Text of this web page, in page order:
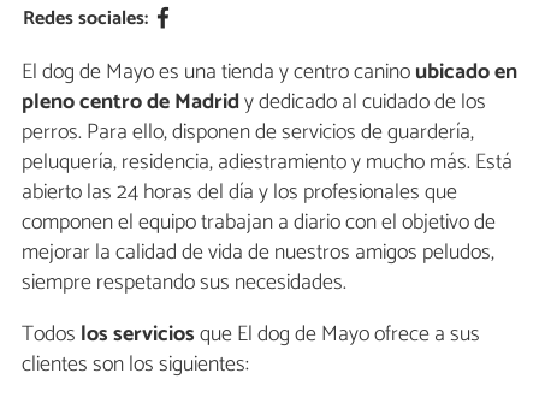
Redes sociales:
El dog de Mayo es una tienda y centro caninoubicado en
pleno centro de Madridy dedicado al cuidado de los
perros. Para ello, disponen de servicios de guardería,
peluquería, residencia, adiestramiento y mucho más. Está
abierto las 24 horas del día y los profesionales que
componen el equipo trabajan a diario con el objetivo de
mejorar la calidad de vida de nuestros amigos peludos,
siempre respetando sus necesidades.
Todos los serviciosque El dog de Mayo ofrece a sus
clientes son los siguientes: